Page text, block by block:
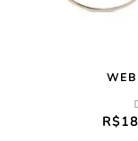
R$